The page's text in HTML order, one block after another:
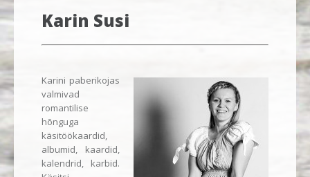
Karin Susi
Karini paberikojas
valmivad
romantilise
hõnguga
käsitöökaardid,
albumid, kaardid,
kalendrid, karbid.